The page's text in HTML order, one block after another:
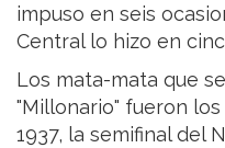
impuso en seis
Central lo hizo en
Los mata-mata que
"Millonario" fueron
1937, la semifinal del